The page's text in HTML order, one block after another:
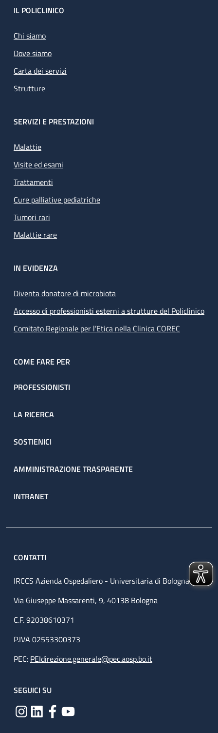
Footer
IL POLICLINICO
Chi siamo
Dove siamo
Carta dei servizi
Strutture
SERVIZI E PRESTAZIONI
Malattie
Visite ed esami
Trattamenti
Cure palliative pediatriche
Tumori rari
Malattie rare
IN EVIDENZA
Diventa donatore di microbiota
Accesso di professionisti esterni a strutture del Policlinico
Comitato Regionale per l’Etica nella Clinica COREC
COME FARE PER
PROFESSIONISTI
LA RICERCA
SOSTIENICI
AMMINISTRAZIONE TRASPARENTE
INTRANET
CONTATTI
IRCCS Azienda Ospedaliero - Universitaria di Bologna
Via Giuseppe Massarenti, 9, 40138 Bologna
C.F. 92038610371
P.IVA 02553300373
PEC: PEIdirezione.generale@pec.aosp.bo.it
SEGUICI SU